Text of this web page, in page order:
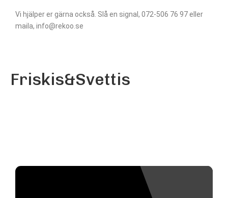
Vi hjälper er gärna också. Slå en signal, 072-506 76 97 eller
maila, info@rekoo.se
Friskis&Svettis